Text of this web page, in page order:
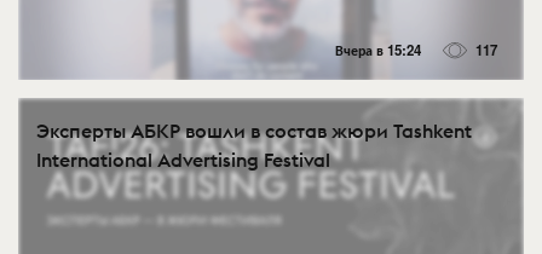
Вчера в 15:24 117
Эксперты АБКР вошли в состав жюри Tashkent
International Advertising Festival